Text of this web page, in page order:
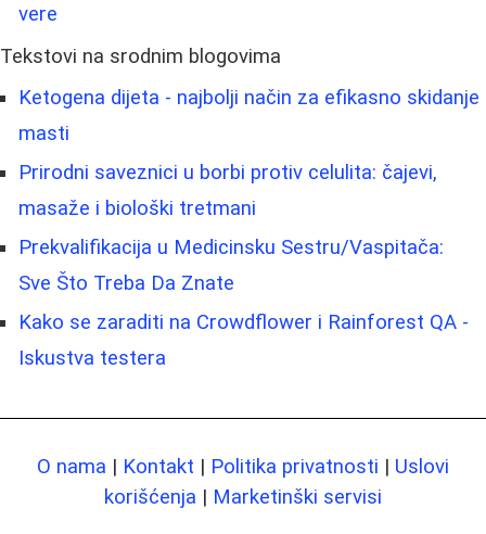
vere
Tekstovi na srodnim blogovima
Ketogena dijeta - najbolji način za efikasno skidanje
masti
Prirodni saveznici u borbi protiv celulita: čajevi,
masaže i biološki tretmani
Prekvalifikacija u Medicinsku Sestru/Vaspitača:
Sve Što Treba Da Znate
Kako se zaraditi na Crowdflower i Rainforest QA -
Iskustva testera
O nama | Kontakt | Politika privatnosti | Uslovi
korišćenja | Marketinški servisi